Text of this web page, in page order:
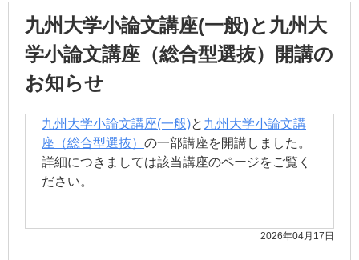
九州大学小論文講座(一般)と九州大
学小論文講座（総合型選抜）開講の
お知らせ
九州大学小論文講座(一般)と 九州大学小論文講
座（総合型選抜） の一部講座を開講しました。
詳細につきましては該当講座のページをご覧く
ださい。
2026年04月17日